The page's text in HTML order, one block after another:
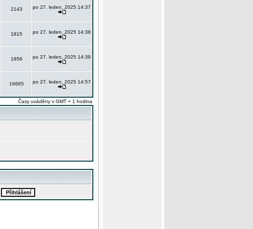
2143 po 27. leden, 2025 14:37
1815 po 27. leden, 2025 14:38
1856 po 27. leden, 2025 14:39
16665 po 27. leden, 2025 14:57
Časy uváděny v GMT + 1 hodina